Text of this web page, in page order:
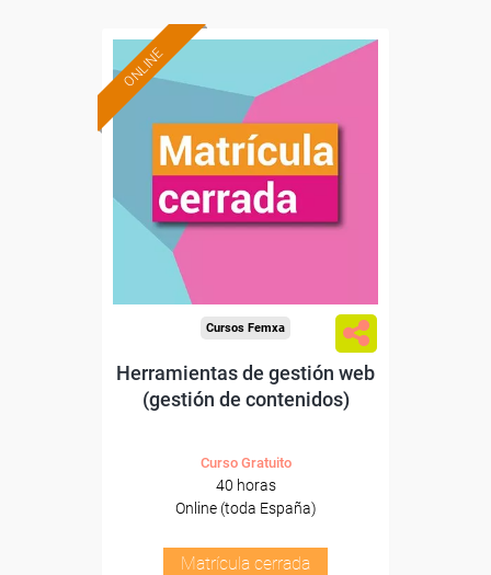
ONLINE
Cursos Femxa
Herramientas de gestión web
(gestión de contenidos)
Curso Gratuito
40 horas
Online (toda España)
Matrícula cerrada